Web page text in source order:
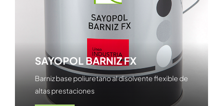
SAYOPOL BARNIZ FX
Barniz base poliuretano al disolvente flexible de
altas prestaciones
Ver producto